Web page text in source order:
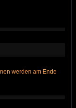
werden am Ende